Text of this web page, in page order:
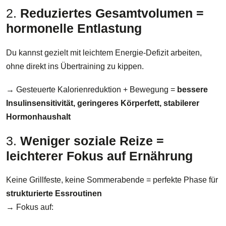
2. Reduziertes Gesamtvolumen =
hormonelle Entlastung
Du kannst gezielt mit leichtem Energie-Defizit arbeiten,
ohne direkt ins Übertraining zu kippen.
→ Gesteuerte Kalorienreduktion + Bewegung = bessere
Insulinsensitivität, geringeres Körperfett, stabilerer
Hormonhaushalt
3. Weniger soziale Reize =
leichterer Fokus auf Ernährung
Keine Grillfeste, keine Sommerabende = perfekte Phase für
strukturierte Essroutinen
→ Fokus auf: